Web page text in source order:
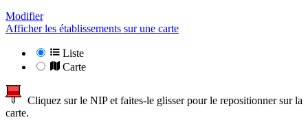
Modifier
Afficher les établissements sur une carte
Liste
Carte
Cliquez sur le NIP et faites-le glisser pour le repositionner sur la
carte.